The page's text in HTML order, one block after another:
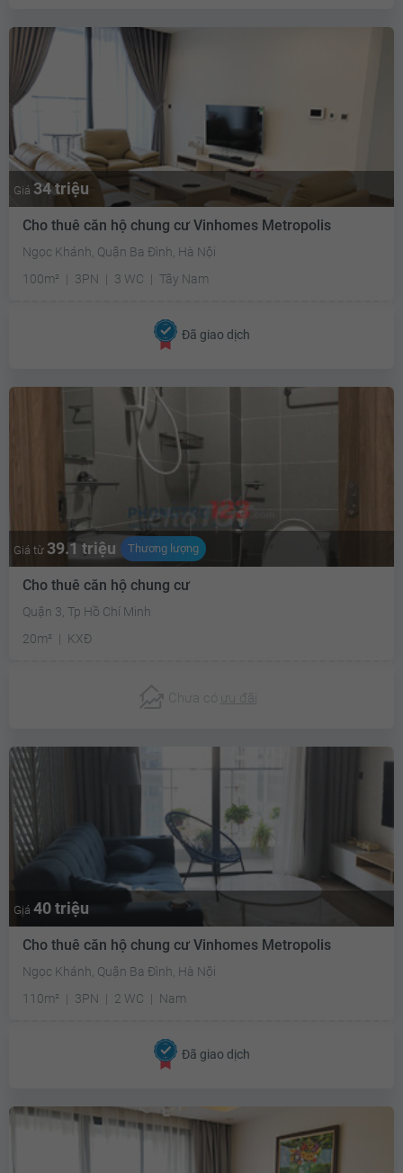
Giá 34 triệu
Cho thuê căn hộ chung cư Vinhomes Metropolis
Ngọc Khánh, Quận Ba Đình, Hà Nội
100m²
3PN 3 WC Tây Nam
Đã giao dịch
Giá từ 39.1 triệu Thương lượng
Cho thuê căn hộ chung cư
Quận 3, Tp Hồ Chí Minh
20m²
KXĐ
Chưa có ưu đãi
Giá 40 triệu
Cho thuê căn hộ chung cư Vinhomes Metropolis
Ngọc Khánh, Quận Ba Đình, Hà Nội
110m²
3PN 2 WC Nam
Đã giao dịch